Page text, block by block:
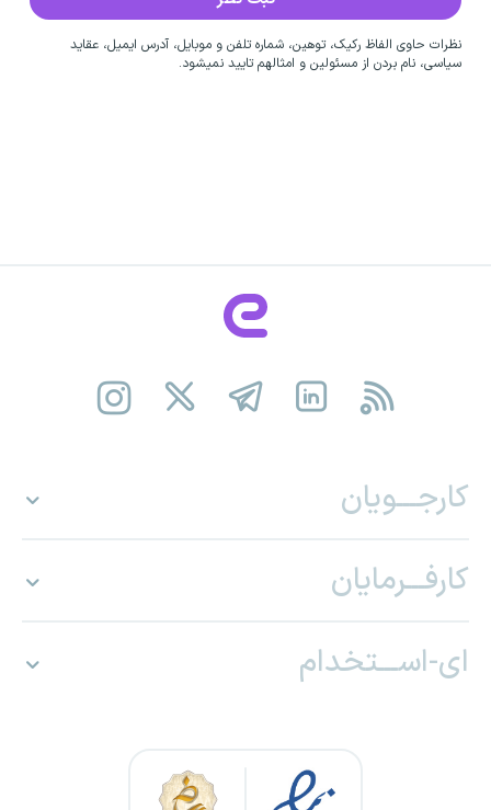
نظرات حاوی الفاظ رکیک، توهین، شماره تلفن و موبایل، آدرس ایمیل، عقاید
سیاسی، نام بردن از مسئولین و امثالهم تایید نمیشود.
کارجـــویان
کارفـــرمایان
ای-اســـتخدام